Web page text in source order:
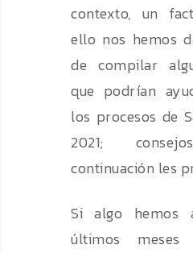
contexto, un
ello nos hemos
de compilar
que podrían
los procesos de
2021;
continuación les
Si algo hemos
últimos